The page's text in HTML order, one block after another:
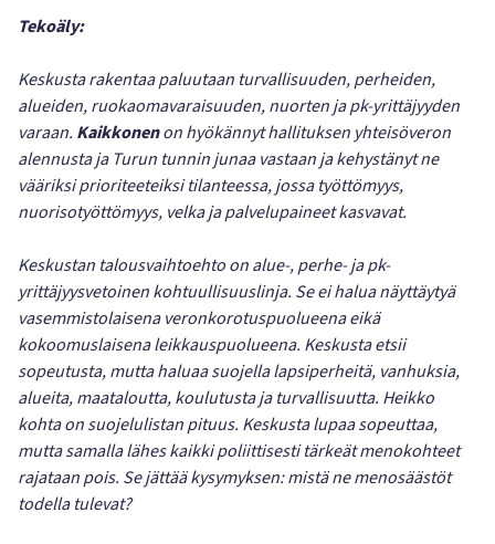
Tekoäly:
Keskusta rakentaa paluutaan turvallisuuden, perheiden,
alueiden, ruokaomavaraisuuden, nuorten ja pk-yrittäjyyden
varaan. Kaikkonenon hyökännyt hallituksen yhteisöveron
alennusta ja Turun tunnin junaa vastaan ja kehystänyt ne
vääriksi prioriteeteiksi tilanteessa, jossa työttömyys,
nuorisotyöttömyys, velka ja palvelupaineet kasvavat.
Keskustan talousvaihtoehto on alue-, perhe- ja pk-
yrittäjyysvetoinen kohtuullisuuslinja. Se ei halua näyttäytyä
vasemmistolaisena veronkorotuspuolueena eikä
kokoomuslaisena leikkauspuolueena. Keskusta etsii
sopeutusta, mutta haluaa suojella lapsiperheitä, vanhuksia,
alueita, maataloutta, koulutusta ja turvallisuutta. Heikko
kohta on suojelulistan pituus. Keskusta lupaa sopeuttaa,
mutta samalla lähes kaikki poliittisesti tärkeät menokohteet
rajataan pois. Se jättää kysymyksen: mistä ne menosäästöt
todella tulevat?